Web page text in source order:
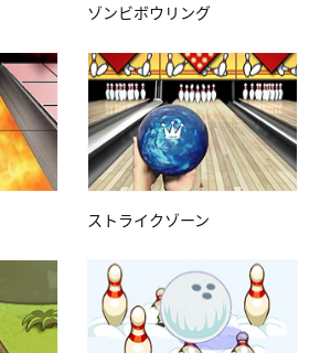
ゾンビボウリング
ストライクゾーン